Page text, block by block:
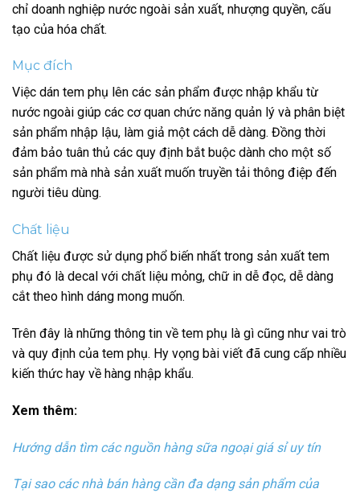
chỉ doanh nghiệp nước ngoài sản xuất, nhượng quyền, cấu
tạo của hóa chất.
Mục đích
Việc dán tem phụ lên các sản phẩm được nhập khẩu từ
nước ngoài giúp các cơ quan chức năng quản lý và phân biệt
sản phẩm nhập lậu, làm giả một cách dễ dàng. Đồng thời
đảm bảo tuân thủ các quy định bắt buộc dành cho một số
sản phẩm mà nhà sản xuất muốn truyền tải thông điệp đến
người tiêu dùng.
Chất liệu
Chất liệu được sử dụng phổ biến nhất trong sản xuất tem
phụ đó là decal với chất liệu mỏng, chữ in dễ đọc, dễ dàng
cắt theo hình dáng mong muốn.
Trên đây là những thông tin về tem phụ là gì cũng như vai trò
và quy định của tem phụ. Hy vọng bài viết đã cung cấp nhiều
kiến thức hay về hàng nhập khẩu.
Xem thêm:
Hướng dẫn tìm các nguồn hàng sữa ngoại giá sỉ uy tín
Tại sao các nhà bán hàng cần đa dạng sản phẩm của